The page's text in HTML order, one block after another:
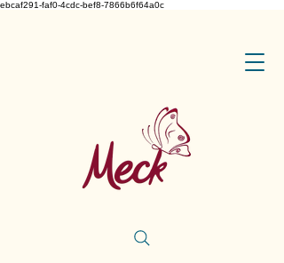
ebcaf291-faf0-4cdc-bef8-7866b6f64a0c